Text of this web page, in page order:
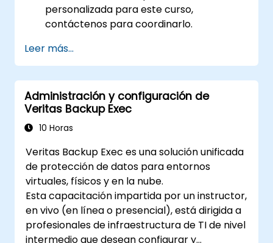
personalizada para este curso,
contáctenos para coordinarlo.
Leer más...
Administración y configuración de
Veritas Backup Exec
10 Horas
Veritas Backup Exec es una solución unificada
de protección de datos para entornos
virtuales, físicos y en la nube.
Esta capacitación impartida por un instructor,
en vivo (en línea o presencial), está dirigida a
profesionales de infraestructura de TI de nivel
intermedio que desean configurar y